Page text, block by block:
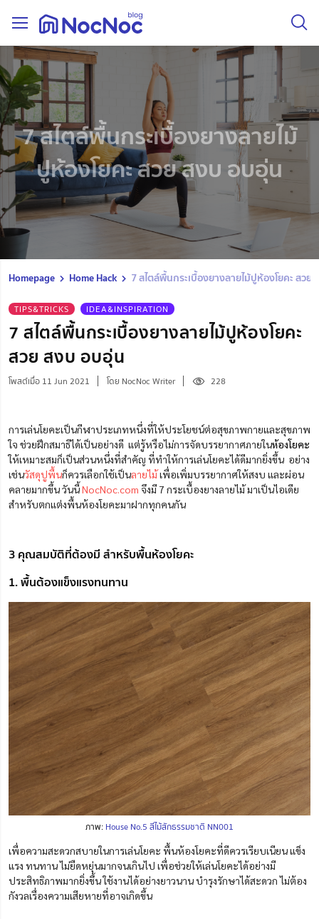
7 สไตล์พื้นกระเบื้องยางลายไม้
ปูห้องโยคะ สวย สงบ อบอุ่น
Homepage Home Hack 7 สไตล์พื้นกระเบื้องยางลายไม้ปูห้องโยคะ สวย
TIPS&TRICKS IDEA&INSPIRATION
7 สไตล์พื้นกระเบื้องยางลายไม้ปูห้องโยคะ
สวย สงบ อบอุ่น
โพสต์เมื่อ 11 Jun 2021 โดย NocNoc Writer 228
การเล่นโยคะเป็นกีฬาประเภทหนึ่งที่ให้ประโยชน์ต่อสุขภาพกายและสุขภาพ
ใจ ช่วยฝึกสมาธิได้เป็นอย่างดี แต่รู้หรือไม่การจัดบรรยากาศภายในห้องโยคะ
ให้เหมาะสมก็เป็นส่วนหนึ่งที่สำคัญ ที่ทำให้การเล่นโยคะได้ดีมากยิ่งขึ้น อย่าง
เช่นวัสดุปูพื้นก็ควรเลือกใช้เป็นลายไม้เพื่อเพิ่มบรรยากาศให้สงบ และผ่อน
คลายมากขึ้น วันนี้NocNoc.com จึงมี 7 กระเบื้องยางลายไม้ มาเป็นไอเดีย
สำหรับตกแต่งพื้นห้องโยคะมาฝากทุกคนกัน
3 คุณสมบัติที่ต้องมี สำหรับพื้นห้องโยคะ
1. พื้นต้องแข็งแรงทนทาน
ภาพ: House No.5 สีไม้สักธรรมชาติ NN001
เพื่อความสะดวกสบายในการเล่นโยคะ พื้นห้องโยคะที่ดีควรเรียบเนียน แข็ง
แรง ทนทาน ไม่ยืดหยุ่นมากจนเกินไป เพื่อช่วยให้เล่นโยคะได้อย่างมี
ประสิทธิภาพมากยิ่งขึ้น ใช้งานได้อย่างยาวนาน บำรุงรักษาได้สะดวก ไม่ต้อง
กังวลเรื่องความเสียหายที่อาจเกิดขึ้น